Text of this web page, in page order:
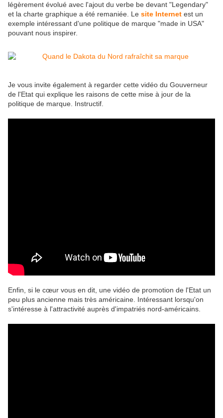
légèrement évolué avec l'ajout du verbe be devant "Legendary"
et la charte graphique a été remaniée. Le site Internet est un
exemple intéressant d'une politique de marque "made in USA"
pouvant nous inspirer.
Je vous invite également à regarder cette vidéo du Gouverneur
de l'Etat qui explique les raisons de cette mise à jour de la
politique de marque. Instructif.
Enfin, si le cœur vous en dit, une vidéo de promotion de l'Etat un
peu plus ancienne mais très américaine. Intéressant lorsqu'on
s'intéresse à l'attractivité auprès d'impatriés nord-américains.